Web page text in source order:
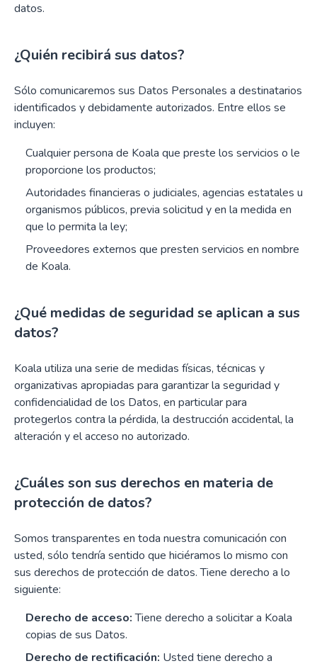
datos.
¿Quién recibirá sus datos?
Sólo comunicaremos sus Datos Personales a destinatarios
identificados y debidamente autorizados. Entre ellos se
incluyen:
Cualquier persona de Koala que preste los servicios o le
proporcione los productos;
Autoridades financieras o judiciales, agencias estatales u
organismos públicos, previa solicitud y en la medida en
que lo permita la ley;
Proveedores externos que presten servicios en nombre
de Koala.
¿Qué medidas de seguridad se aplican a sus
datos?
Koala utiliza una serie de medidas físicas, técnicas y
organizativas apropiadas para garantizar la seguridad y
confidencialidad de los Datos, en particular para
protegerlos contra la pérdida, la destrucción accidental, la
alteración y el acceso no autorizado.
¿Cuáles son sus derechos en materia de
protección de datos?
Somos transparentes en toda nuestra comunicación con
usted, sólo tendría sentido que hiciéramos lo mismo con
sus derechos de protección de datos. Tiene derecho a lo
siguiente:
Derecho de acceso:Tiene derecho a solicitar a Koala
copias de sus Datos.
Derecho de rectificación: Usted tiene derecho a